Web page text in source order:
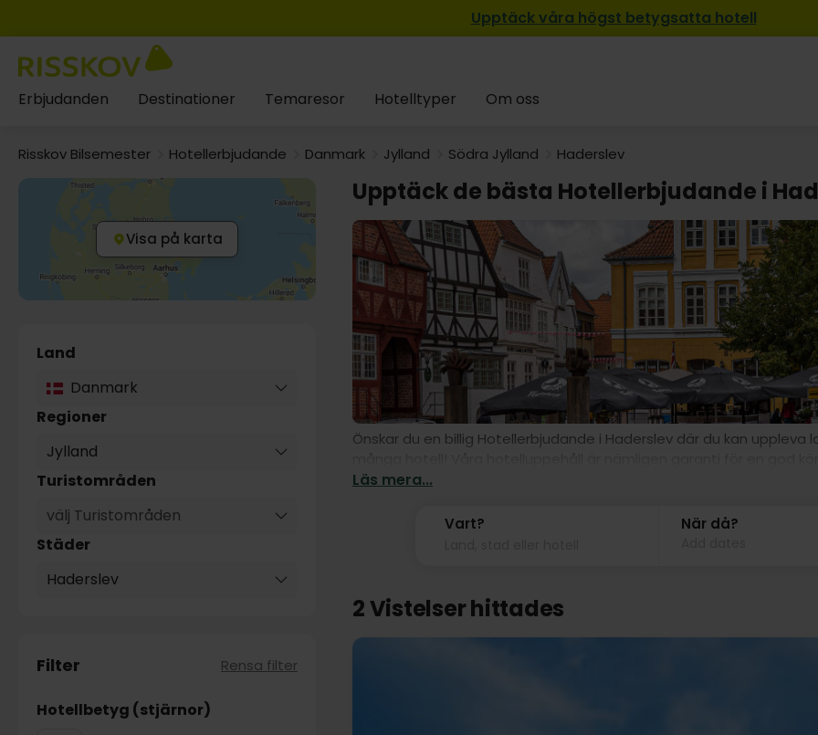
Upptäck våra högst betygsatta hotell
Erbjudanden Destinationer Temaresor Hotelltyper Om oss
Risskov Bilsemester Hotellerbjudande Danmark Jylland Södra Jylland Haderslev
Visa på karta
Land
Danmark
Regioner
Jylland
Turistområden
välj Turistområden
Städer
Haderslev
Filter Rensa filter
Hotellbetyg (stjärnor)
Upptäck de bästa Hotellerbjudande i
Önskar du en billig Hotellerbjudande i Haderslev där du kan
Läs mera...
Vart? När då?
2 Vistelser hittades